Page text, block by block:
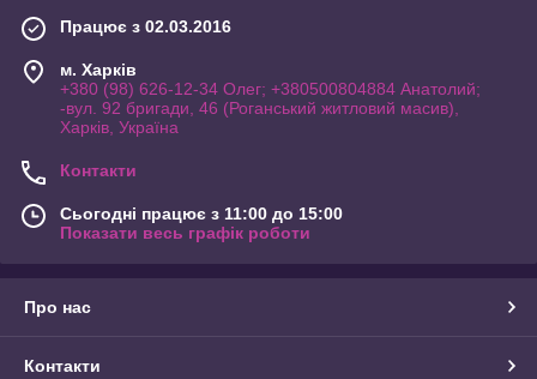
Працює з 02.03.2016
м. Харків
+380 (98) 626-12-34 Олег; +380500804884 Анатолий;
-вул. 92 бригади, 46 (Роганський житловий масив),
Харків, Україна
Контакти
Сьогодні працює з 11:00 до 15:00
Показати весь графік роботи
Про нас
Контакти